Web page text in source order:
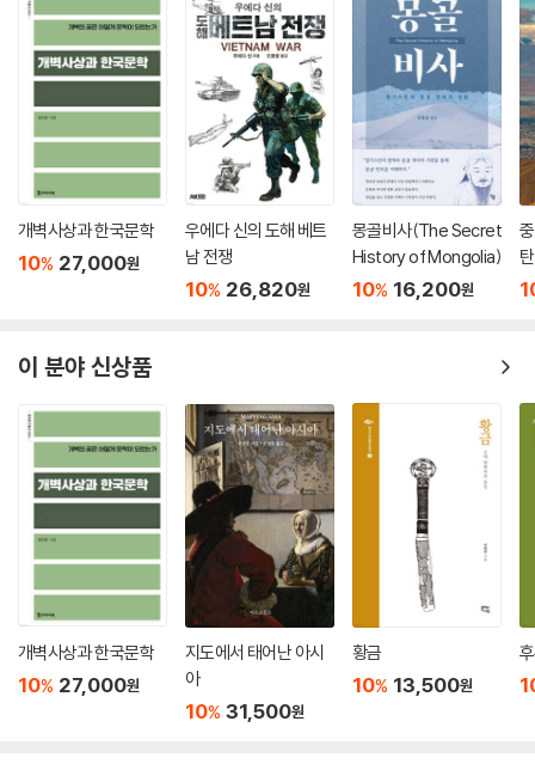
15. 제국 일본의 ‘내선결혼’(內鮮結婚) 정책과 현실 ------ 이정선(李正
善) 407
머리말: 동화정책과 ‘내선결혼’
1. 1910~30년대 내선결혼 법제의 형성과 운용
2. 1910~30년대 내선결혼의 선전과 실태
3. 전시체제 시기의 내선결혼 정책과 내선혼혈 문제
맺는말
Ⅷ. 전시체제와 탈식민지화
16. ‘듣는 주체’의 형성과 대중의 국민화 ------ 정지희(鄭知喜) 437
머리말
1. 단체청취의 실험과 규범적 청취자상(像)
2. 라디오의 생활화와 전시동원
3. 테평양전쟁 아래의 청취지도: 필청(必聽)과 강제청취의 이념과 실제
맺는말
17. 동아시아 전후처리와 해외 한인의 귀환 ------ 황선익(黃善翌) 459
머리말
1. 연합군 총사령부의 재일한인 귀환정책
2. 중국·미국의 귀환교섭과 재중한인의 귀환
3. 사할린 지역 한인의 귀환교섭과 억류
맺는말
18. 제국 해체 이후 ------ 나카야마 다이쇼(中山大將) 483
신의 의지보다는 장자계통이라는 ‘예’를 중시했다는 점을 밝혔다. 군주의
자의, 전제가 아니라 그 의지에 반하더라도 예제에 의한 질서의 안정을 중
시했다는 것이다.
제4부에서는 전근대의 국제관계를 다루고 있다. 조선 초에 귀화한 대마도
의 일본인, 만주족에 복속한 뒤 조선이 전개한 다각적인 국제무역, 류큐가
대마도의 양해 아래 일본에 대한 복속관계를 청조에 비밀로 한 것 등에 대
이야이기이다.
이 책의 후반부에서는 ‘근대’의 문제를 다루고 있다. 동아시아 근대는 서양
쓸리며 시작되었다. 조선과 프랑스?미국과의 교전, 중국의 아편전쟁, 일본
아시아 각국은 서양과 경제적?군사적 관계에 진입했을 뿐만 아니라 사상
과 제도의 측면에서도 대치, 참조, 수용하면서 자국을 변화시켜 가지 않을
수 없었다. 제5부에서는 먼저 서학(西學)에 대한 반응을 다룬다. 최초로
이에 착수해 서양문명을 조직적으로 도입한 것은 일본이었지만, 중국도 청
말에는 ‘신학’(新學)을 과거를 위한 교육과정으로 수용했다. 먼저 고노 유
리(河野有理)의 「메이지 일본 계몽사상의 재검토」는 메이지 정부가 성립
한 이후 양학(洋學) 지식인이 중심이 되어 조직한 메이로쿠샤(明六社)
에 대한 종래의 이해를 대폭 수정해야만 한다고 제창했다. 통설에서는 메
이로쿠샤가 서양의 ‘계몽’이 대결해야만 했던 기독교 교회 같은 강적을 갖
지 않았기 때문에 폐창론(廢娼論)과 같이 일본 사회에 대담한 개혁을 촉
구하는 급진론적 주장을 할 수 있었다고 주장한다. 다른 한편, 쑨칭(孫靑)
개벽사상과 한국문학
10% 27,000원
우에다 신의 도해 베트
남 전쟁
10% 26,820원
몽골비사(The Secret
History of Mongolia)
10% 16,200원
탄
이 분야 신상품
개벽사상과 한국문학
10% 27,000원
지도에서 태어난 아시
아
10% 31,500원
황금
10% 13,500원